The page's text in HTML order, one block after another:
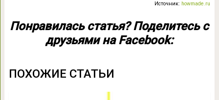
Источник: howmade.ru
Понравилась статья? Поделитесь с
друзьями на Facebook:
ПОХОЖИЕ СТАТЬИ